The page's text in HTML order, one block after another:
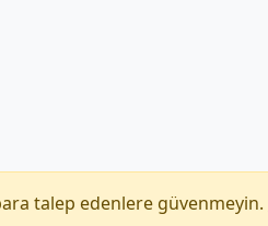
talep edenlere güvenmeyin.